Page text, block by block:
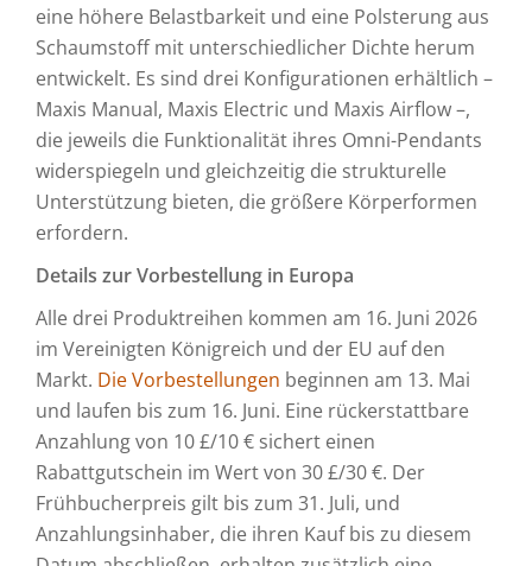
eine höhere Belastbarkeit und eine Polsterung aus
Schaumstoff mit unterschiedlicher Dichte herum
entwickelt. Es sind drei Konfigurationen erhältlich –
Maxis Manual, Maxis Electric und Maxis Airflow –,
die jeweils die Funktionalität ihres Omni-Pendants
widerspiegeln und gleichzeitig die strukturelle
Unterstützung bieten, die größere Körperformen
erfordern.
Details zur Vorbestellung in Europa
Alle drei Produktreihen kommen am 16. Juni 2026
im Vereinigten Königreich und der EU auf den
Markt. Die Vorbestellungen beginnen am 13. Mai
und laufen bis zum 16. Juni. Eine rückerstattbare
Anzahlung von 10 £/10 € sichert einen
Rabattgutschein im Wert von 30 £/30 €. Der
Frühbucherpreis gilt bis zum 31. Juli, und
Anzahlungsinhaber, die ihren Kauf bis zu diesem